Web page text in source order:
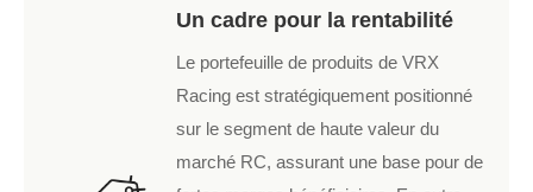
Un cadre pour la rentabilité
Le portefeuille de produits de VRX
Racing est stratégiquement positionné
sur le segment de haute valeur du
marché RC, assurant une base pour de